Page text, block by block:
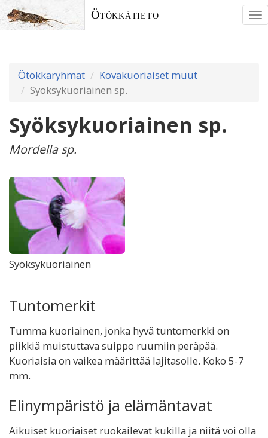
Ötökkätieto
Ötökkäryhmät
Kovakuoriaiset muut
Syöksykuoriainen sp.
Syöksykuoriainen sp.
Mordella sp.
Syöksykuoriainen
Tuntomerkit
Tumma kuoriainen, jonka hyvä tuntomerkki on
piikkiä muistuttava suippo ruumiin peräpää.
Kuoriaisia on vaikea määrittää lajitasolle. Koko 5-7
mm.
Elinympäristö ja elämäntavat
Aikuiset kuoriaiset ruokailevat kukilla ja niitä voi olla